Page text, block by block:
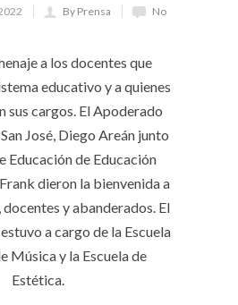
By Prensa
No
a los docentes que
educativo y a quienes
sus cargos. El Apoderado
José, Diego Areán junto
Educación de Educación
dieron la bienvenida a
y abanderados. El
a cargo de la Escuela
Música y la Escuela de
Estética.